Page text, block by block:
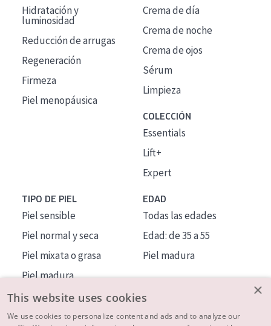
Hidratación y
luminosidad
Reducción de arrugas
Regeneración
Firmeza
Piel menopáusica
Crema de día
Crema de noche
Crema de ojos
Sérum
Limpieza
COLECCIÓN
Essentials
Lift+
Expert
TIPO DE PIEL
Piel sensible
Piel normal y seca
Piel mixata o grasa
Piel madura
Piel expuesta al sol
Piel menopáusica
EDAD
Todas las edades
Edad: de 35 a 55
Piel madura
×
This website uses cookies
We use cookies to personalize content and ads and to analyze our